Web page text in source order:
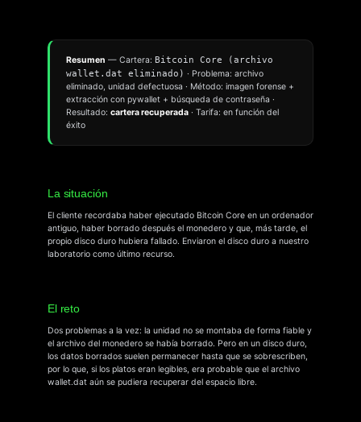
Resumen — Cartera: Bitcoin Core (archivo
wallet.dat eliminado) · Problema: archivo
eliminado, unidad defectuosa · Método: imagen forense +
extracción con pywallet + búsqueda de contraseña ·
Resultado: cartera recuperada · Tarifa: en función del
éxito
La situación
El cliente recordaba haber ejecutado Bitcoin Core en un ordenador
antiguo, haber borrado después el monedero y que, más tarde, el
propio disco duro hubiera fallado. Enviaron el disco duro a nuestro
laboratorio como último recurso.
El reto
Dos problemas a la vez: la unidad no se montaba de forma fiable y
el archivo del monedero se había borrado. Pero en un disco duro,
los datos borrados suelen permanecer hasta que se sobrescriben,
por lo que, si los platos eran legibles, era probable que el archivo
wallet.dat aún se pudiera recuperar del espacio libre.